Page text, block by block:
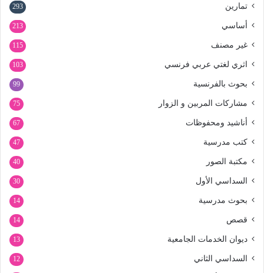
تمارين 293
أساسي 213
غير مصنف 115
اثري لغتي عربي فرنسي 103
بحوث بالفرنسية 99
مشاركات المربين و الزوار 75
أناشيد ومحفوظات 67
كتب مدرسية 47
مكتبة الصور 40
السداسي الأول 30
بحوث مدرسية 14
قصص 14
ديوان الخدمات الجامعية 13
السداسي الثاني 12